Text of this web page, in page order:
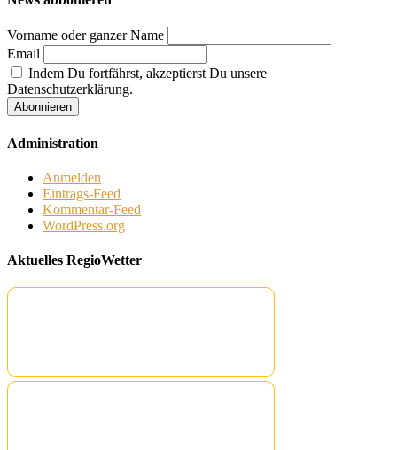
Vorname oder ganzer Name
Email
Indem Du fortfährst, akzeptierst Du unsere
Datenschutzerklärung.
Administration
Anmelden
Eintrags-Feed
Kommentar-Feed
WordPress.org
Aktuelles RegioWetter